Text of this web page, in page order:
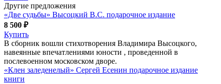
Другие предложения
«Две судьбы» Высоцкий В.С. подарочное издание
8 500 ₽
Купить
В сборник вошли стихотворения Владимира Высоцкого,
навеянные впечатлениями юности , проведенной в
послевоенном московском дворе.
«Клен заледенелый» Сергей Есенин подарочное издание
книги